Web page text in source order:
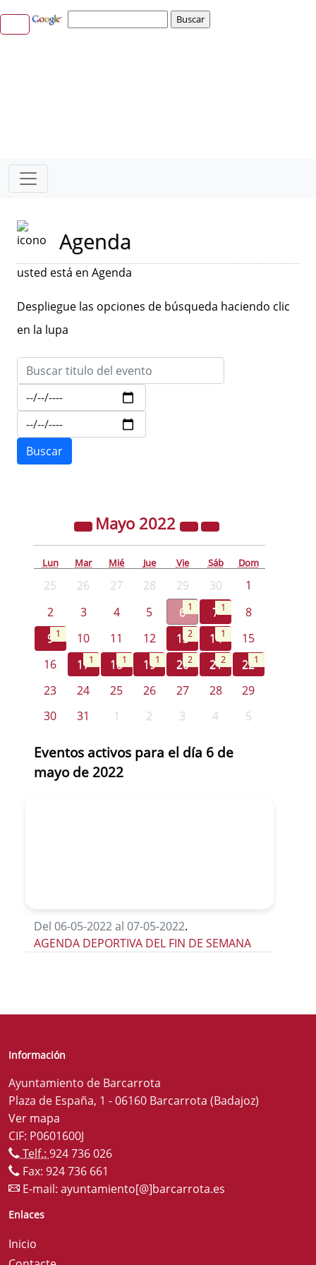
Agenda
usted está en Agenda
Despliegue las opciones de búsqueda haciendo clic
en la lupa
Mayo 2022
Lun Mar Mié Jue Vie Sáb Dom
25 26 27 28 29 30
1
2
3 4 5 6 1 7 1
8
9 1 10 11 12 132 141
15
16
171 181 191 202 212 221
23 24 25 26 27 28
29
30
31 1 2 3 4 5
Eventos activos para el día 6 de
mayo de 2022
Del 06-05-2022 al 07-05-2022.
AGENDA DEPORTIVA DEL FIN DE SEMANA
Información
Ayuntamiento de Barcarrota
Plaza de España, 1 - 06160 Barcarrota (Badajoz)
Ver mapa
CIF: P0601600J
Telf.: 924 736 026
Fax: 924 736 661
E-mail: ayuntamiento[@]barcarrota.es
Enlaces
Inicio